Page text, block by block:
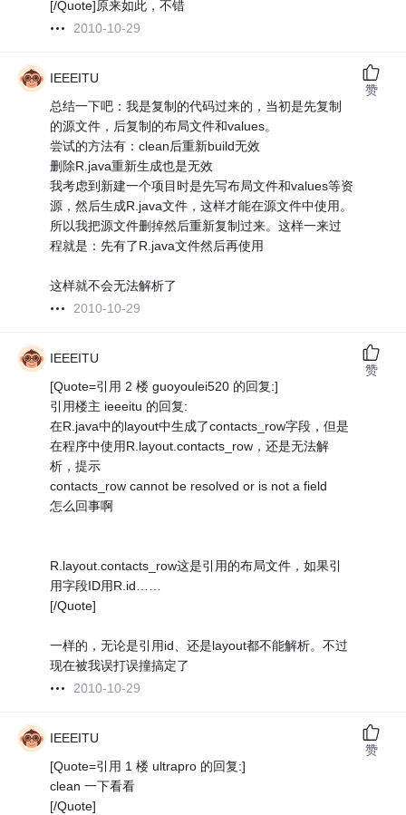
[/Quote]原来如此，不错
2010-10-29
IEEEITU
总结一下吧：我是复制的代码过来的，当初是先复制
的源文件，后复制的布局文件和values。
尝试的方法有：clean后重新build无效
删除R.java重新生成也是无效
我考虑到新建一个项目时是先写布局文件和values等资
源，然后生成R.java文件，这样才能在源文件中使用。
所以我把源文件删掉然后重新复制过来。这样一来过
程就是：先有了R.java文件然后再使用
这样就不会无法解析了
2010-10-29
赞
IEEEITU
[Quote=引用 2 楼 guoyoulei520 的回复:]
引用楼主 ieeeitu 的回复:
在R.java中的layout中生成了contacts_row字段，但是
在程序中使用R.layout.contacts_row，还是无法解
析，提示
contacts_row cannot be resolved or is not a field
怎么回事啊
R.layout.contacts_row这是引用的布局文件，如果引
用字段ID用R.id……
[/Quote]
一样的，无论是引用id、还是layout都不能解析。不过
现在被我误打误撞搞定了
2010-10-29
赞
IEEEITU
[Quote=引用 1 楼 ultrapro 的回复:]
clean 一下看看
[/Quote]
赞